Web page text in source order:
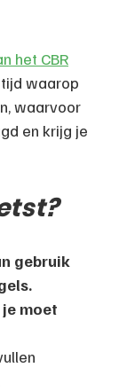
het CBR
waarop
waarvoor
en krijg je
gebruik
moet